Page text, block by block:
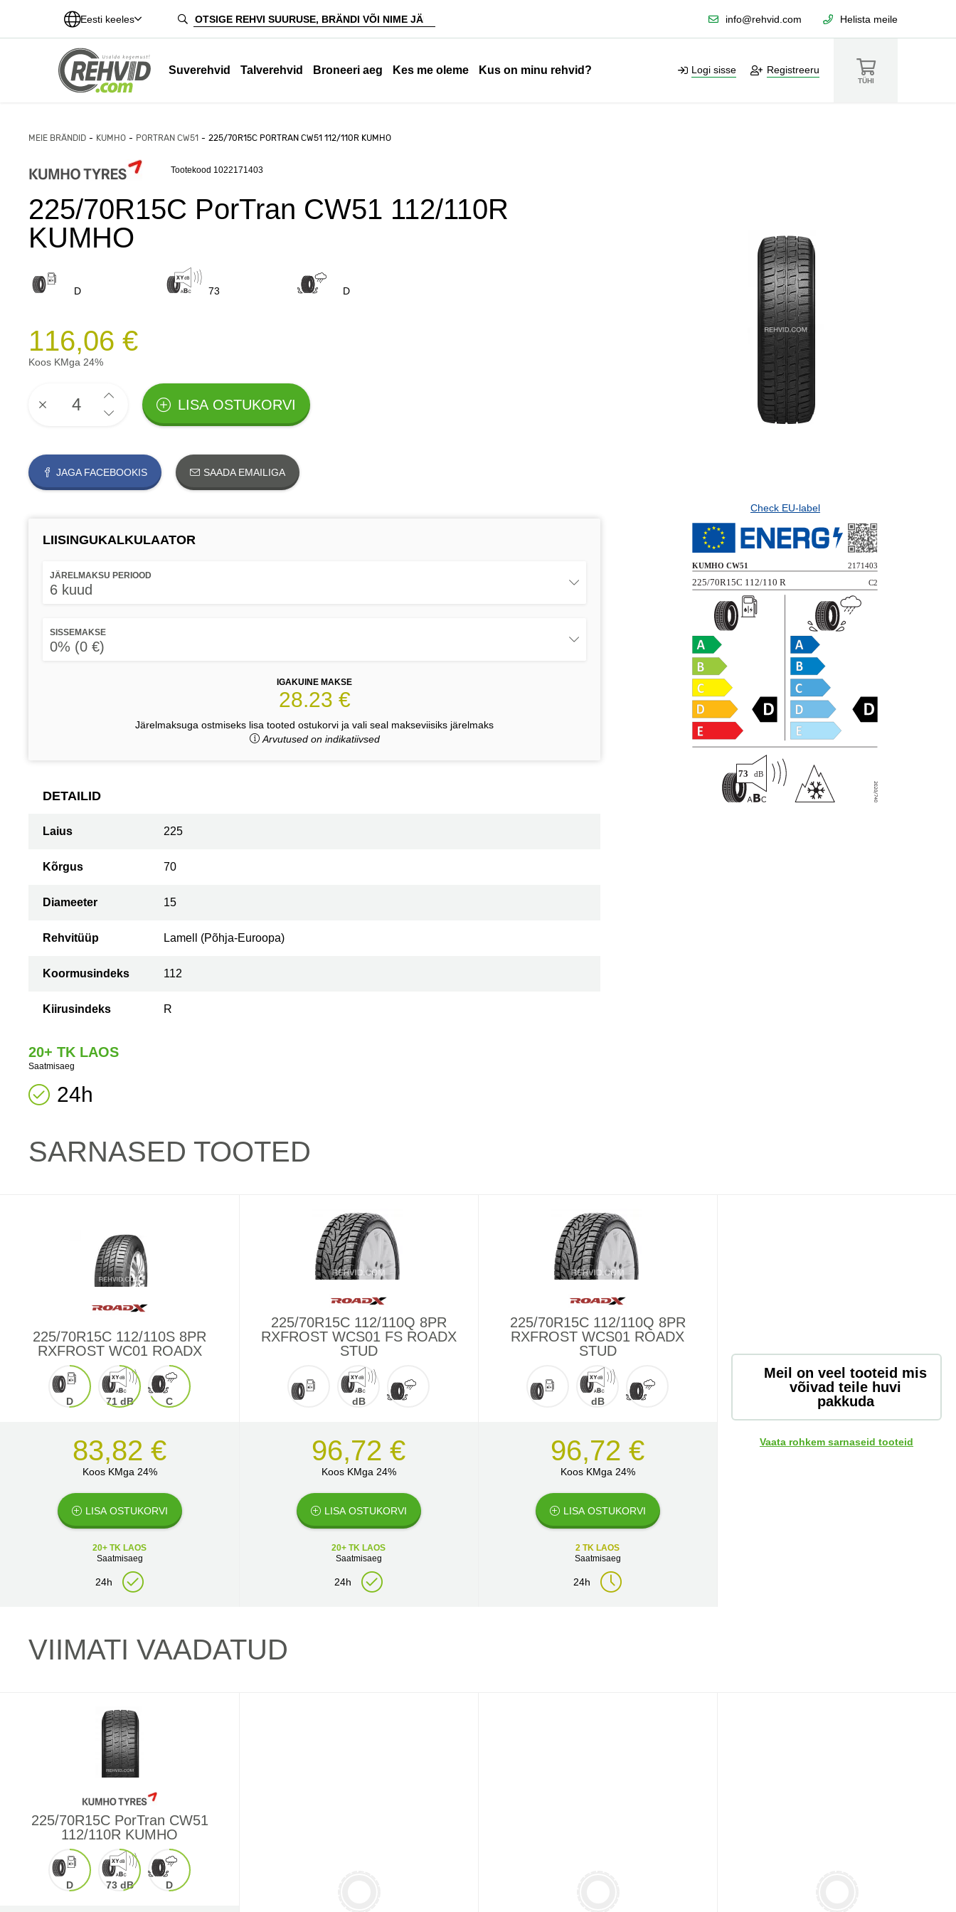
Eesti keeles info@rehvid.com Helista meile
Suverehvid Talverehvid Broneeri aeg Kes me oleme Kus on minu rehvid? Logi sisse Registreeru
TÜHI
MEIE BRÄNDID KUMHO PORTRAN CW51 225/70R15C PORTRAN CW51 112/110R KUMHO
Tootekood 1022171403
225/70R15C PorTran CW51 112/110R
KUMHO
D 73 D
116,06 €
Koos KMga 24%
LISA OSTUKORVI
JAGA FACEBOOKIS SAADA EMAILIGA
LIISINGUKALKULAATOR
JÄRELMAKSU PERIOOD
6 kuud
SISSEMAKSE
0% (0 €)
IGAKUINE MAKSE
28.23 €
Järelmaksuga ostmiseks lisa tooted ostukorvi ja vali seal makseviisiks järelmaks
Arvutused on indikatiivsed
DETAILID
Laius 225
Kõrgus 70
Diameeter 15
Rehvitüüp Lamell (Põhja-Euroopa)
Koormusindeks 112
Kiirusindeks R
20+ TK LAOS
Saatmisaeg
24h
Check EU-label
SARNASED TOOTED
225/70R15C 112/110S 8PR
RXFROST WC01 ROADX
D 71 dB C
83,82 €
Koos KMga 24%
LISA OSTUKORVI
20+ TK LAOS
Saatmisaeg
24h
225/70R15C 112/110Q 8PR
RXFROST WCS01 FS ROADX
STUD
dB
96,72 €
Koos KMga 24%
LISA OSTUKORVI
20+ TK LAOS
Saatmisaeg
24h
225/70R15C 112/110Q 8PR
RXFROST WCS01 ROADX
STUD
dB
96,72 €
Koos KMga 24%
LISA OSTUKORVI
2 TK LAOS
Saatmisaeg
24h
Meil on veel tooteid mis
võivad teile huvi
pakkuda
Vaata rohkem sarnaseid tooteid
VIIMATI VAADATUD
225/70R15C PorTran CW51
112/110R KUMHO
D 73 dB D